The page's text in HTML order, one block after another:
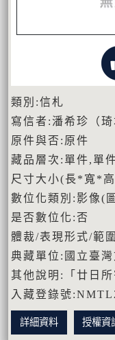
類別:信札
寫信者:潘希珍（琦
原件與否:原件
藏品層次:單件,單
尺寸大小(長*寬*
數位化類別:影像(
是否數位化:否
體裁/表現形式/範
典藏單位:國立臺灣
其他說明:「廿日
入藏登錄號
詳細資料 授權資